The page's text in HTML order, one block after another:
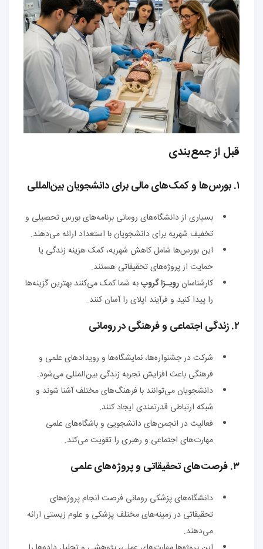
قبل از جمع‌بندی
۱. بورس‌ها و کمک‌های مالی برای دانشجویان بین‌المللی
بسیاری از دانشگاه‌های رومانی برنامه‌های بورس تحصیلی و
تخفیف شهریه برای دانشجویان با استعداد ارائه می‌دهند.
این بورس‌ها شامل کاهش شهریه، کمک هزینه زندگی یا
حمایت از پروژه‌های تحقیقاتی هستند.
کارشناسانرویـزا گروپبه شما کمک می‌کنند بهترین گزینه‌ها
را پیدا کنید و فرآیند اپلای را آسان کنند.
۲. زندگی اجتماعی و فرهنگی در رومانی
شرکت در جشنواره‌ها، نمایشگاه‌ها و رویدادهای علمی و
فرهنگی باعث افزایش تجربه زندگی بین‌المللی می‌شود.
دانشجویان می‌توانند با فرهنگ‌های مختلف آشنا شوند و
شبکه ارتباطی قدرتمندی ایجاد کنند.
فعالیت در انجمن‌های دانشجویی و باشگاه‌های علمی
مهارت‌های اجتماعی و رهبری را تقویت می‌کند.
۳. فرصت‌های تحقیقاتی و پروژه‌های علمی
دانشگاه‌های پزشکی رومانی فرصت انجام پروژه‌های
تحقیقاتی در زمینه‌های مختلف پزشکی و علوم زیستی ارائه
می‌دهند.